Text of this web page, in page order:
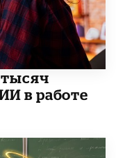
в работе